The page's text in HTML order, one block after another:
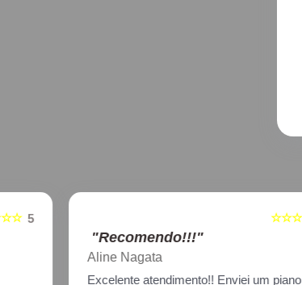
5 ☆☆☆☆☆
"Recomendo!!!"
Aline Nagata
Excelente atendimento!! Enviei um piano para